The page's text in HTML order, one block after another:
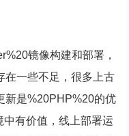
镜像构建和部署，
在一些不足，很多上古
新是%20PHP%20的优
有价值，线上部署运